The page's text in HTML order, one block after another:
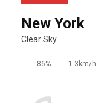
New York
Clear Sky
86% 1.3km/h